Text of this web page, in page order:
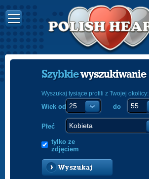
Szybkiewyszukiwanie
Wyszukaj tysiące profili z Twojej okolicy:
Wiek od do
Płeć
tylko ze
zdjęciem
Wyszukaj